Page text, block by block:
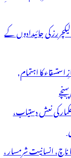
کی جائیدادوں کے
کا اہتمام,
والے راجکمار کی نعش دستیاب،
ناچ، انسانیت شرمسار ،